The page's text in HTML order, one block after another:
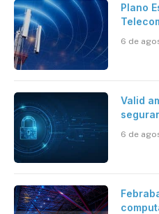
Plano
6 de
Valid
6 de